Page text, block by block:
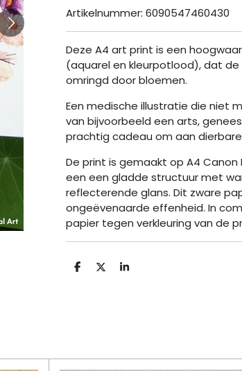
Artikelnummer: 6090547460430
Deze A4 art print is een
(aquarel en kleurpotlood), dat
omringd door bloemen.
Een medische illustratie die niet
van bijvoorbeeld een arts,
prachtig cadeau om aan
De print is gemaakt op A4 Canon
een een gladde structuur met
reflecterende glans. Dit zware
ongeëvenaarde effenheid. In
papier tegen verkleuring van de
D D S